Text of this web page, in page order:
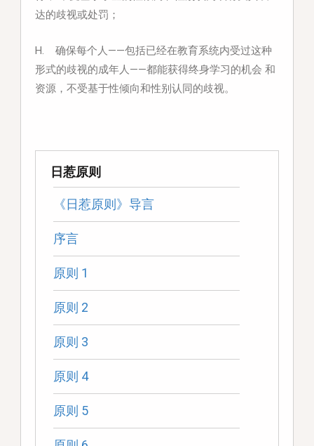
达的歧视或处罚；
H. 确保每个人——包括已经在教育系统内受过这种
形式的歧视的成年人——都能获得终身学习的机会 和
资源，不受基于性倾向和性别认同的歧视。
日惹原则
《日惹原则》导言
序言
原则 1
原则 2
原则 3
原则 4
原则 5